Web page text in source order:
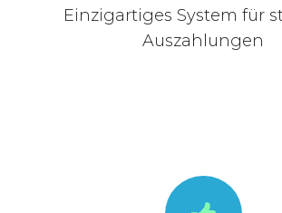
Einzigartiges System für
Auszahlungen